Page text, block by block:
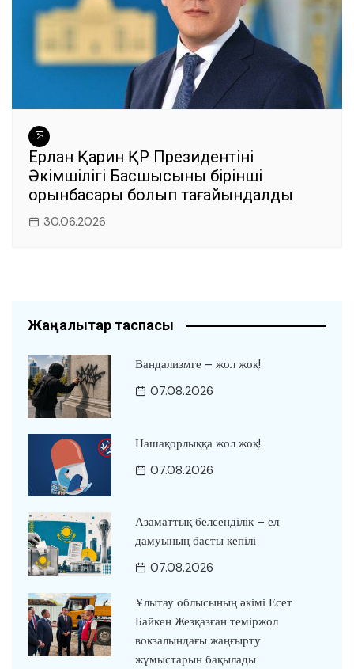
Ерлан Қарин ҚР Президентінің
Әкімшілігі Басшысының бірінші
орынбасары болып тағайындалды
30.06.2026
Жаңалықтар таспасы
Вандализмге – жол жоқ!
07.08.2026
Нашақорлыққа жол жоқ!
07.08.2026
Азаматтық белсенділік – ел
дамуының басты кепілі
07.08.2026
Ұлытау облысының әкімі Есет
Байкен Жезқазған теміржол
вокзалындағы жаңғырту
жұмыстарын бақылады